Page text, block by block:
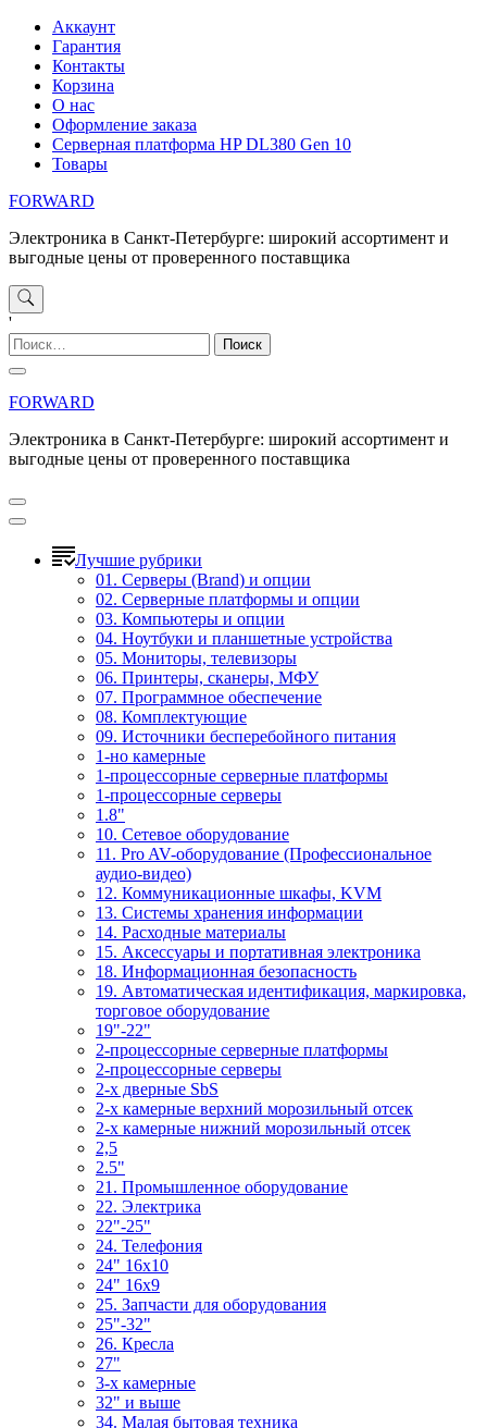
Перейти
содержимому
Аккаунт
Гарантия
Контакты
Корзина
О нас
Оформление заказа
Серверная платформа HP DL380 Gen 10
Товары
FORWARD
Электроника в Санкт-Петербурге: широкий ассортимент и
выгодные цены от проверенного поставщика
'
Найти:
FORWARD
Электроника в Санкт-Петербурге: широкий ассортимент и
выгодные цены от проверенного поставщика
Лучшие рубрики
01. Серверы (Brand) и опции
02. Серверные платформы и опции
03. Компьютеры и опции
04. Ноутбуки и планшетные устройства
05. Мониторы, телевизоры
06. Принтеры, сканеры, МФУ
07. Программное обеспечение
08. Комплектующие
09. Источники бесперебойного питания
1-но камерные
1-процессорные серверные платформы
1-процессорные серверы
1.8"
10. Сетевое оборудование
11. Pro AV-оборудование (Профессиональное
аудио-видео)
12. Коммуникационные шкафы, KVM
13. Системы хранения информации
14. Расходные материалы
15. Аксессуары и портативная электроника
18. Информационная безопасность
19. Автоматическая идентификация, маркировка,
торговое оборудование
19"-22"
2-процессорные серверные платформы
2-процессорные серверы
2-х дверные SbS
2-х камерные верхний морозильный отсек
2-х камерные нижний морозильный отсек
2,5
2.5"
21. Промышленное оборудование
22. Электрика
22"-25"
24. Телефония
24" 16x10
24" 16x9
25. Запчасти для оборудования
25"-32"
26. Кресла
27"
3-x камерные
32" и выше
34. Малая бытовая техника